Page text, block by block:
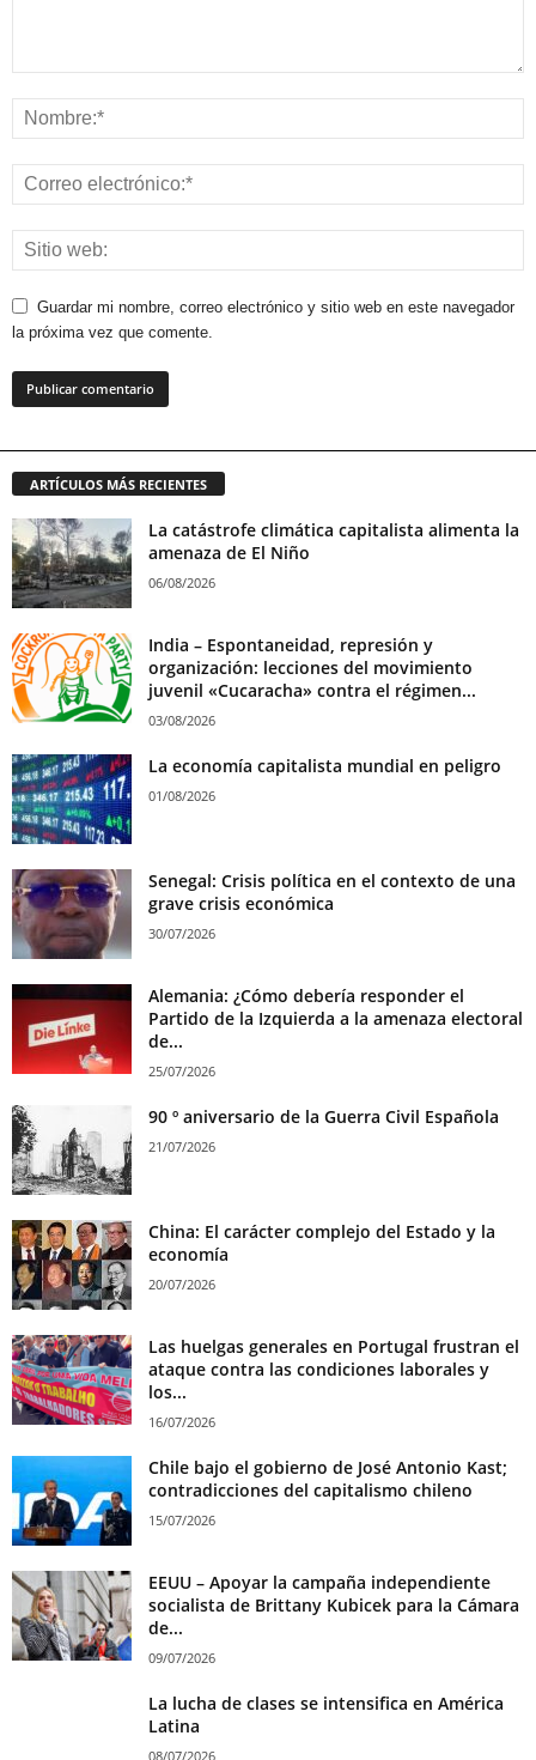
Guardar mi nombre, correo electrónico y sitio web en este navegador
la próxima vez que comente.
ARTÍCULOS MÁS RECIENTES
La catástrofe climática capitalista alimenta la
amenaza de El Niño
06/08/2026
India – Espontaneidad, represión y
organización: lecciones del movimiento
juvenil «Cucaracha» contra el régimen...
03/08/2026
La economía capitalista mundial en peligro
01/08/2026
Senegal: Crisis política en el contexto de una
grave crisis económica
30/07/2026
Alemania: ¿Cómo debería responder el
Partido de la Izquierda a la amenaza electoral
de...
25/07/2026
90 º aniversario de la Guerra Civil Española
21/07/2026
China: El carácter complejo del Estado y la
economía
20/07/2026
Las huelgas generales en Portugal frustran el
ataque contra las condiciones laborales y
los...
16/07/2026
Chile bajo el gobierno de José Antonio Kast;
contradicciones del capitalismo chileno
15/07/2026
EEUU – Apoyar la campaña independiente
socialista de Brittany Kubicek para la Cámara
de...
09/07/2026
La lucha de clases se intensifica en América
Latina
08/07/2026